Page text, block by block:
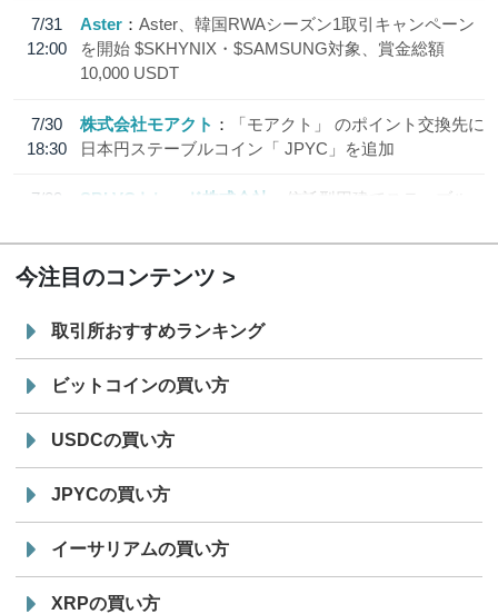
7/31
12:00
Aster
Aster、韓国RWAシーズン1取引キャンペーン
を開始 $SKHYNIX・$SAMSUNG対象、賞金総額
10,000 USDT
7/30
18:30
株式会社モアクト
「モアクト」 のポイント交換先に
日本円ステーブルコイン「 JPYC」を追加
7/29
SBI VCトレード株式会社
信託型円建てステーブル
今注目のコンテンツ
取引所おすすめランキング
ビットコインの買い方
USDCの買い方
JPYCの買い方
イーサリアムの買い方
XRPの買い方